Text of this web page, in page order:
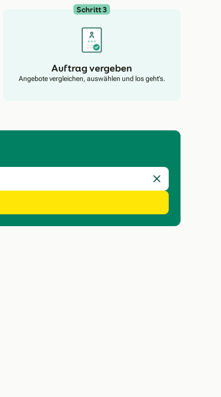
Schritt 3
Auftrag vergeben
Angebote vergleichen, auswählen und los geht’s.
Eingabe löschen